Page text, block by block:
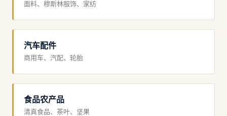
面料、穆斯林服饰、家纺
汽车配件
商用车、汽配、轮胎
食品农产品
清真食品、茶叶、坚果